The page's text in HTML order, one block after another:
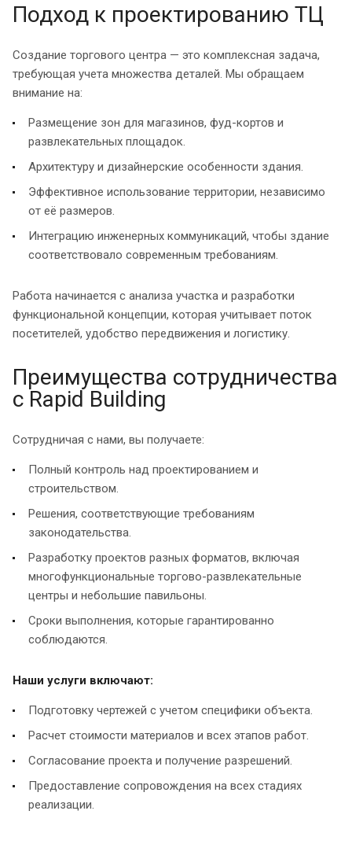
Подход к проектированию ТЦ
Создание торгового центра — это комплексная задача,
требующая учета множества деталей. Мы обращаем
внимание на:
Размещение зон для магазинов, фуд-кортов и
развлекательных площадок.
Архитектуру и дизайнерские особенности здания.
Эффективное использование территории, независимо
от её размеров.
Интеграцию инженерных коммуникаций, чтобы здание
соответствовало современным требованиям.
Работа начинается с анализа участка и разработки
функциональной концепции, которая учитывает поток
посетителей, удобство передвижения и логистику.
Преимущества сотрудничества
с Rapid Building
Сотрудничая с нами, вы получаете:
Полный контроль над проектированием и
строительством.
Решения, соответствующие требованиям
законодательства.
Разработку проектов разных форматов, включая
многофункциональные торгово-развлекательные
центры и небольшие павильоны.
Сроки выполнения, которые гарантированно
соблюдаются.
Наши услуги включают:
Подготовку чертежей с учетом специфики объекта.
Расчет стоимости материалов и всех этапов работ.
Согласование проекта и получение разрешений.
Предоставление сопровождения на всех стадиях
реализации.